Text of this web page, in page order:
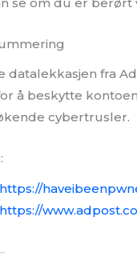
datalekkasjen fra
å beskytte
cybertrusler.
https://
https://